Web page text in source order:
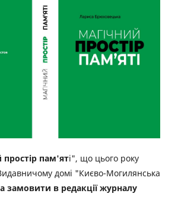
простір пам'яті", що цього року
домі "Києво-Могилянська
замовити в редакції журналу